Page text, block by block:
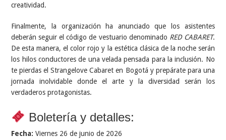
creatividad.
Finalmente, la organización ha anunciado que los asistentes
deberán seguir el código de vestuario denominado RED CABARET.
De esta manera, el color rojo y la estética clásica de la noche serán
los hilos conductores de una velada pensada para la inclusión. No
te pierdas el Strangelove Cabaret en Bogotá y prepárate para una
jornada inolvidable donde el arte y la diversidad serán los
verdaderos protagonistas.
Boletería y detalles:
Fecha: Viernes 26 de junio de 2026